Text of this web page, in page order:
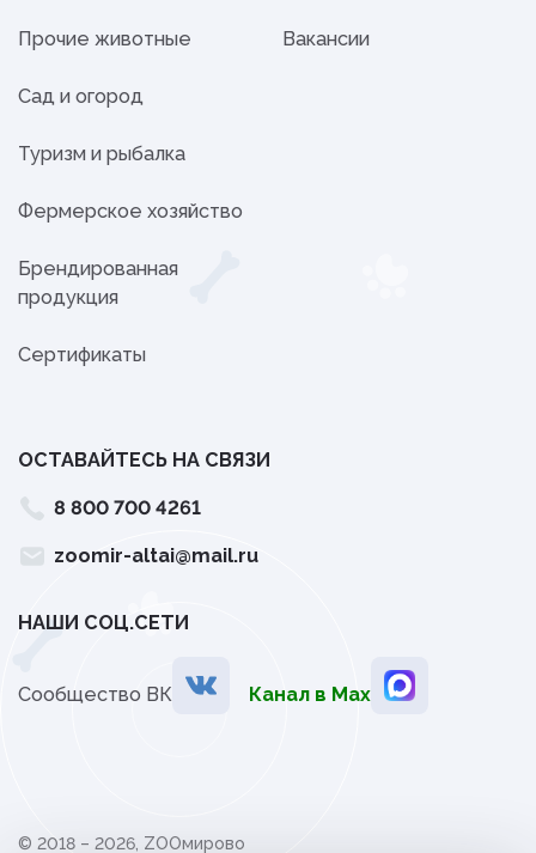
Прочие животные
Сад и огород
Туризм и рыбалка
Фермерское хозяйство
Брендированная
продукция
Сертификаты
Вакансии
ОСТАВАЙТЕСЬ НА СВЯЗИ
8 800 700 4261
zoomir-altai@mail.ru
НАШИ СОЦ.СЕТИ
Сообщество ВК Канал в Мах
© 2018 – 2026, ZOOмирово